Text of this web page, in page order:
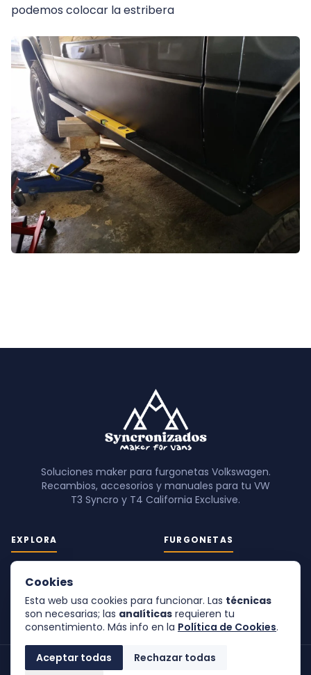
podemos colocar la estribera
Soluciones maker para furgonetas Volkswagen.
Recambios, accesorios y manuales para tu VW
T3 Syncro y T4 California Exclusive.
EXPLORA
Blog
Sobre mí
FURGONETAS
© 2026 Syncronizados — Maker for vans
Cookies
Esta web usa cookies para funcionar. Las técnicas
son necesarias; las analíticas requieren tu
consentimiento. Más info en la Política de Cookies.
Aceptar todas Rechazar todas